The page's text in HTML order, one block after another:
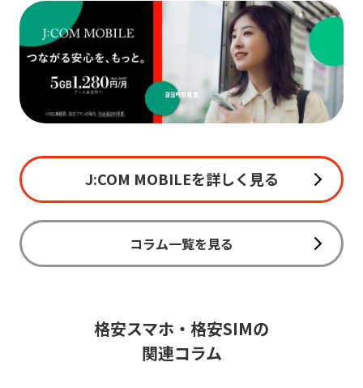
J:COM MOBILEを詳しく見る
コラム一覧を見る
格安スマホ・格安SIMの
関連コラム